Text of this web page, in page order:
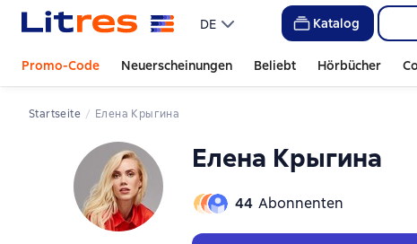
DE Katalog
Promo-Code Neuerscheinungen Beliebt Hörbücher
Startseite Елена Крыгина
Елена Крыгина
44 Abonnenten
Слайдер с книгами
Слайдер с книгами